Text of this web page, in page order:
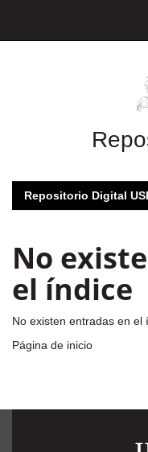
Repositorio Digital
No
el índice
No existen entradas en el
Página de inicio